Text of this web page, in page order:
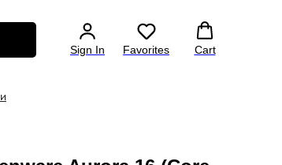
Sign In Favorites Cart
Консультация: +7 (499) 130